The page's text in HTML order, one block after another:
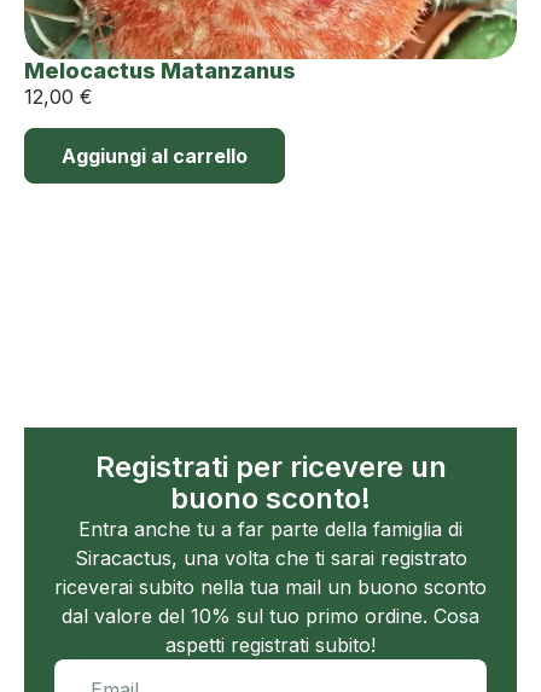
Melocactus Matanzanus
12,00 €
Aggiungi al carrello
Registrati per ricevere un
buono sconto!
Entra anche tu a far parte della famiglia di
Siracactus, una volta che ti sarai registrato
riceverai subito nella tua mail un buono sconto
dal valore del 10% sul tuo primo ordine. Cosa
aspetti registrati subito!